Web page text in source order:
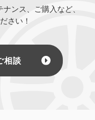
ンス、ご購入など、
さい！
相談